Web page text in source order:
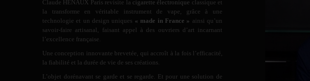
Claude HENAUX Paris revisite la cigarette électronique classique et
la transforme en véritable instrument de vape, grâce à une
technologie et un design uniques « made in France » ainsi qu’un
savoir-faire artisanal, faisant appel à des ouvriers d’art incarnant
l’excellence française.
Une conception innovante brevetée, qui accroît à la fois l’efficacité,
la fiabilité et la durée de vie de ses créations.
L’objet dorénavant se garde et se regarde. Et pour une solution de